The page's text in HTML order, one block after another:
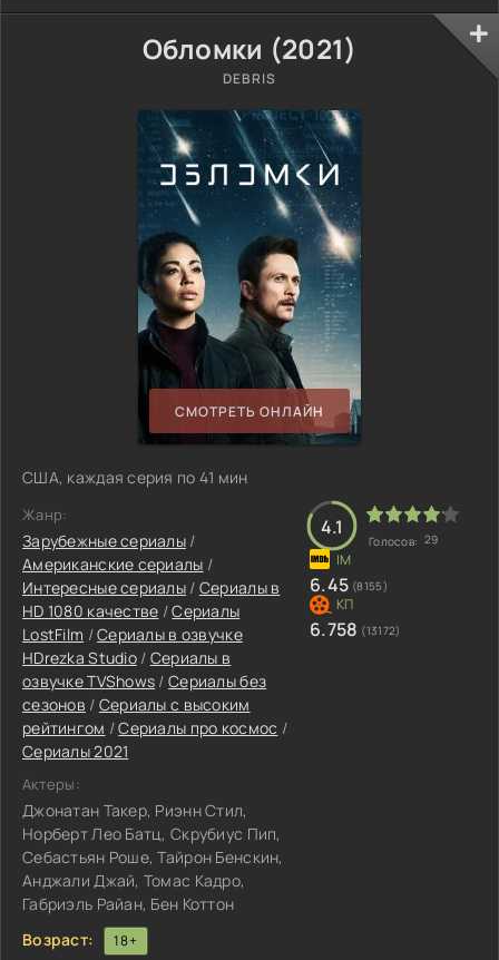
Обломки (2021)
DEBRIS
СМОТРЕТЬ ОНЛАЙН
США, каждая серия по 41 мин
Жанр:
Зарубежные сериалы /
Американские сериалы /
Интересные сериалы / Сериалы в
HD 1080 качестве /Сериалы
LostFilm /Сериалы в озвучке
HDrezka Studio/ Сериалы в
озвучке TVShows /Сериалы без
сезонов / Сериалы с высоким
рейтингом /Сериалы про космос /
Сериалы 2021
Актеры:
Джонатан Такер, Риэнн Стил,
Норберт Лео Батц, Скрубиус Пип,
Себастьян Роше, Тайрон Бенскин,
Анджали Джай, Томас Кадро,
Габриэль Райан, Бен Коттон
Возраст:
18+
4.1
Голосов: 29
6.45 (8155)
6.758 (13172)